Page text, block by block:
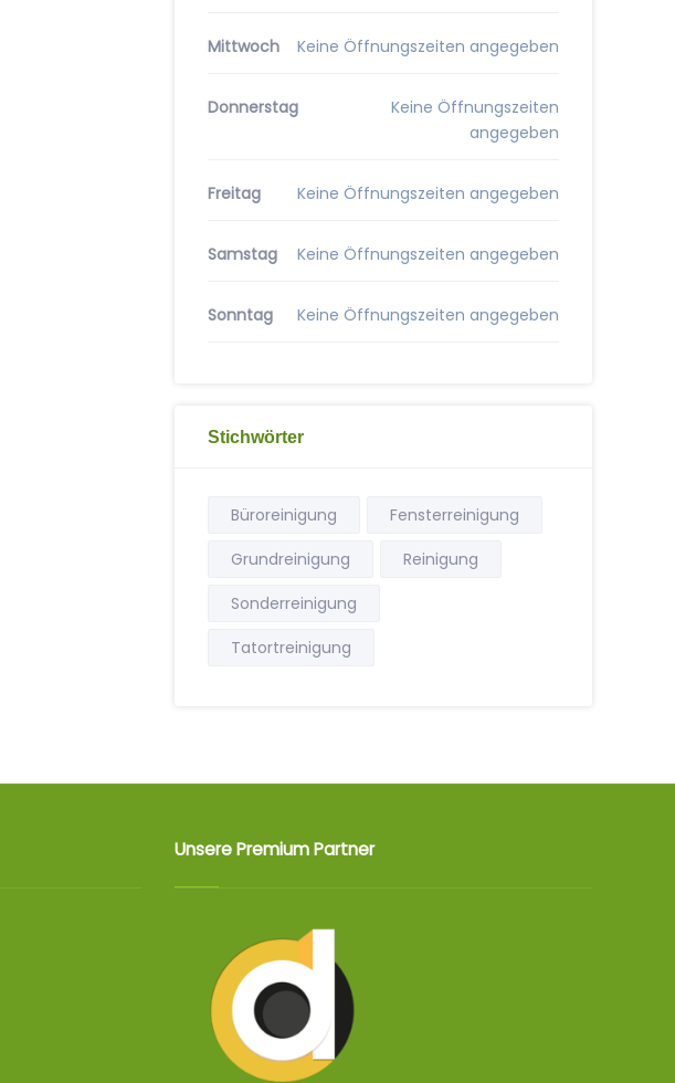
Mittwoch Keine Öffnungszeiten angegeben
Donnerstag
Keine Öffnungszeiten
angegeben
Freitag Keine Öffnungszeiten angegeben
Samstag Keine Öffnungszeiten angegeben
Sonntag Keine Öffnungszeiten angegeben
Stichwörter
Büroreinigung
Fensterreinigung
Grundreinigung
Reinigung
Sonderreinigung
Tatortreinigung
Unsere Premium Partner